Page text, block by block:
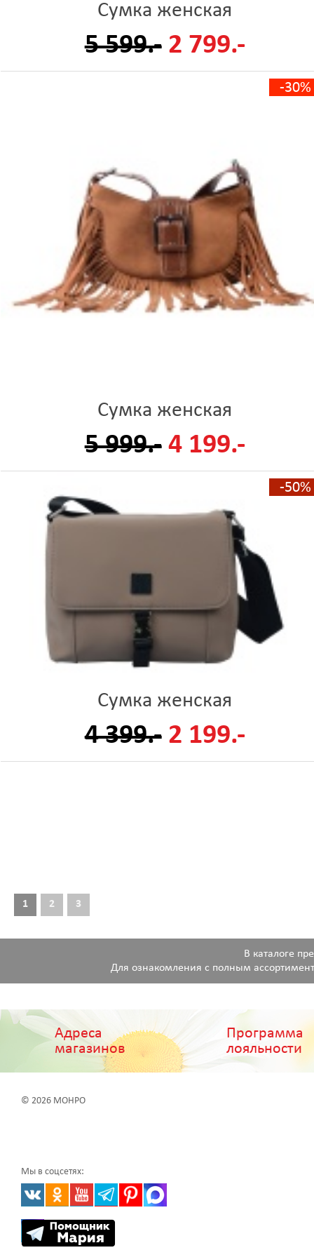
Сумка женская
5 599.- 2 799.-
-30%
Сумка женская
5 999.- 4 199.-
-50%
Сумка женская
4 399.- 2 199.-
1 2 3
В каталоге
Для ознакомления с полным
Адреса
магазинов
Программа
лояльности
© 2026 МОНРО
Мы в соцсетях: